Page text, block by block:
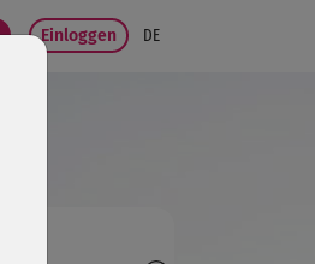
Einloggen DE